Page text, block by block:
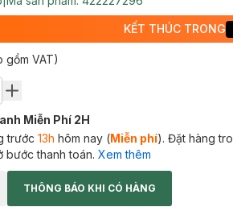
KẾT THÚC TRONG
gồm VAT)
Miễn Phí 2H
trước 13h hôm nay (Miễn phí). Đặt hàng
bước thanh toán. Xem thêm
THÔNG BÁO KHI CÓ HÀNG